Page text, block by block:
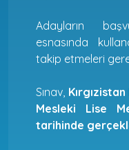
Adayların
esnasında
takip etmeleri
Sınav,
Mesleki Lise
tarihinde